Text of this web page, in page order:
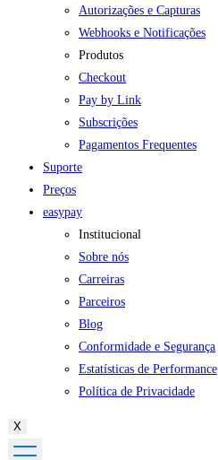
Autorizações e Capturas
Webhooks e Notificações
Produtos
Checkout
Pay by Link
Subscrições
Pagamentos Frequentes
Suporte
Preços
easypay
Institucional
Sobre nós
Carreiras
Parceiros
Blog
Conformidade e Segurança
Estatísticas de Performance
Política de Privacidade
X